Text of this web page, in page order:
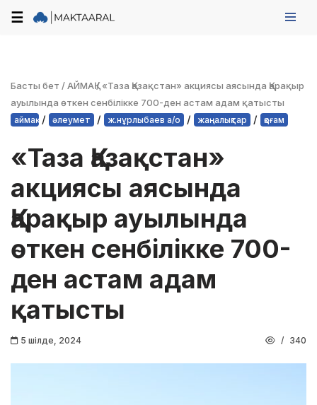
☰
Басты бет /АЙМАҚ/«Таза Қазақстан» акциясы аясында Қарақыр
ауылында өткен сенбілікке 700-ден астам адам қатысты
аймақ / әлеумет / ж.нұрлыбаев а/о / жаңалықтар / қоғам
«Таза Қазақстан»
акциясы аясында
Қарақыр ауылында
өткен сенбілікке 700-
ден астам адам
қатысты
5 шілде, 2024 340